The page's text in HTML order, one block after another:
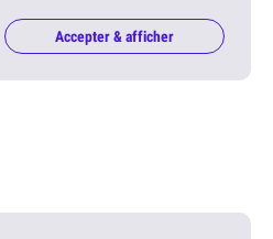
Accepter & afficher